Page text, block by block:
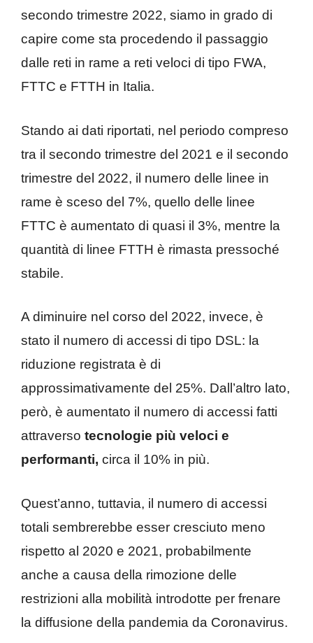
secondo trimestre 2022, siamo in grado di
capire come sta procedendo il passaggio
dalle reti in rame a reti veloci di tipo FWA,
FTTC e FTTH in Italia.
Stando ai dati riportati, nel periodo compreso
tra il secondo trimestre del 2021 e il secondo
trimestre del 2022, il numero delle linee in
rame è sceso del 7%, quello delle linee
FTTC è aumentato di quasi il 3%, mentre la
quantità di linee FTTH è rimasta pressoché
stabile.
A diminuire nel corso del 2022, invece, è
stato il numero di accessi di tipo DSL: la
riduzione registrata è di
approssimativamente del 25%. Dall’altro lato,
però, è aumentato il numero di accessi fatti
attraverso tecnologie più veloci e
performanti, circa il 10% in più.
Quest’anno, tuttavia, il numero di accessi
totali sembrerebbe esser cresciuto meno
rispetto al 2020 e 2021, probabilmente
anche a causa della rimozione delle
restrizioni alla mobilità introdotte per frenare
la diffusione della pandemia da Coronavirus.